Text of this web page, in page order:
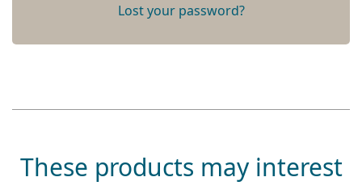
Lost your password?
These products may interest